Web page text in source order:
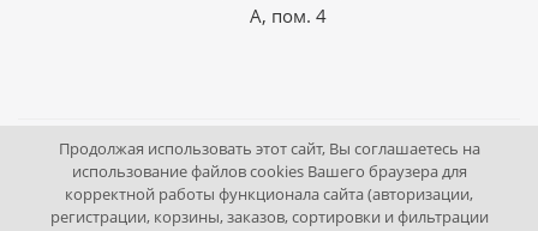
А, пом. 4
2009 - 2026 © Промышленное оборудование Интернет
портал.
Продолжая использовать этот сайт, Вы соглашаетесь на
использование файлов cookies Вашего браузера для
корректной работы функционала сайта (авторизации,
регистрации, корзины, заказов, сортировки и фильтрации